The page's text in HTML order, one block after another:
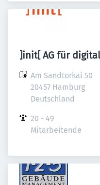
]init[ AG für
Am Sandtorkai 50
20457 Hamburg
Deutschland
20 - 49
Mitarbeitende